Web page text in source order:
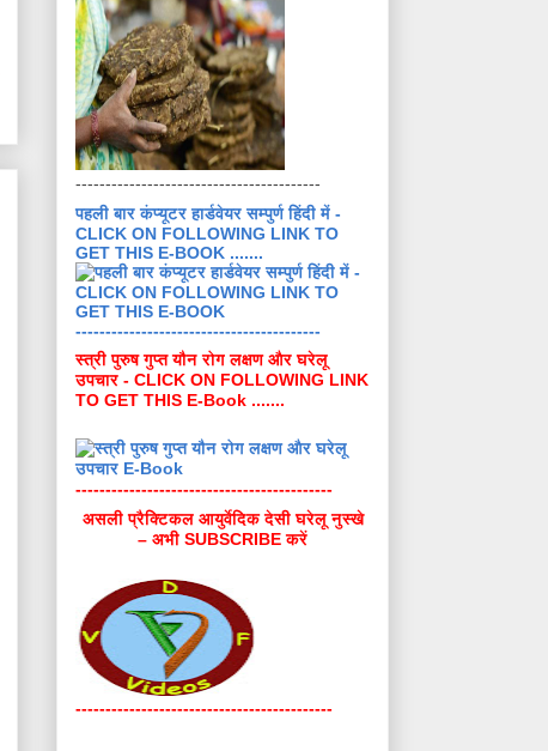
-----------------------------------------
पहली बार कंप्यूटर हार्डवेयर सम्पुर्ण हिंदी में -
CLICK ON FOLLOWING LINK TO
GET THIS E-BOOK .......
-----------------------------------------
स्त्री पुरुष गुप्त यौन रोग लक्षण और घरेलू
उपचार - CLICK ON FOLLOWING LINK
TO GET THIS E-Book .......
-------------------------------------------
असली प्रैक्टिकल आयुर्वेदिक देसी घरेलू नुस्खे
– अभी SUBSCRIBE करें
-------------------------------------------